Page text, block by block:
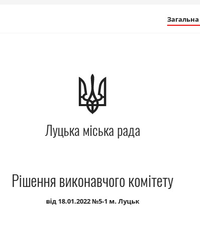
Луцька міська рада
Рішення виконавчого комітету
від 18.01.2022 №5-1 м. Луцьк